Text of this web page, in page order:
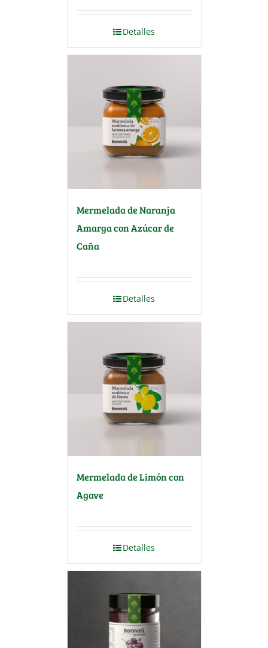
Detalles
Mermelada de Naranja
Amarga con Azúcar de
Caña
Detalles
Mermelada de Limón con
Agave
Detalles